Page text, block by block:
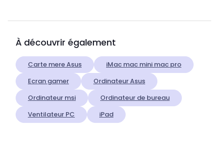
À découvrir également
Carte mere Asus
iMac mac mini mac pro
Ecran gamer
Ordinateur Asus
Ordinateur msi
Ordinateur de bureau
Ventilateur PC
iPad